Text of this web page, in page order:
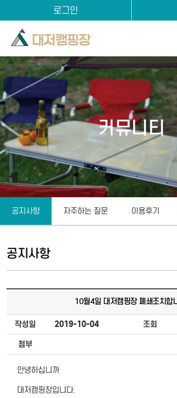
로그인
커뮤니티
공지사항 자주하는 질문 이용후기
공지사항
10월4일 대저캠핑장 폐쇄조치합
작성일 2019-10-04 조회
첨부
안녕하십니까
대저캠핑장입니다.